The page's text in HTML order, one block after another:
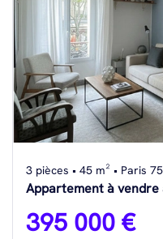
3 pièces • 45 m² • Paris
Appartement à vendre
395 000 €